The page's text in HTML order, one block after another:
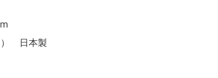
） 日本製